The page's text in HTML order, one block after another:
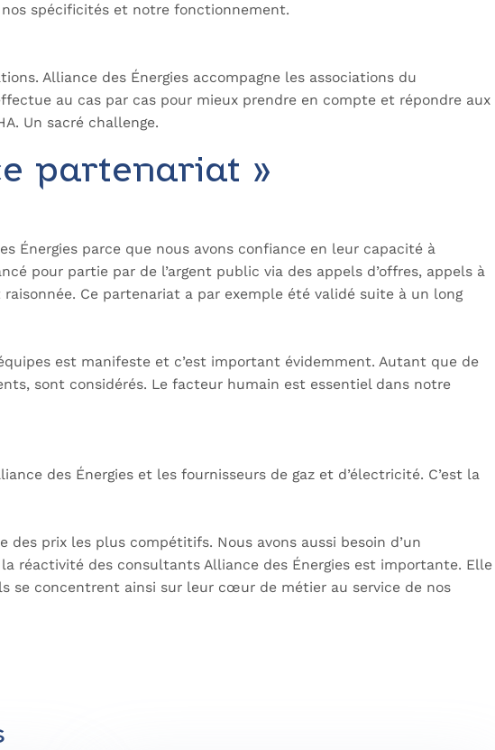
spécificités et notre fonctionnement.
Alliance des Énergies accompagne les associations du
au cas par cas pour mieux prendre en compte et répondre aux
Un sacré challenge.
partenariat »
Énergies parce que nous avons confiance en leur capacité à
pour partie par de l’argent public via des appels d’offres, appels à
Ce partenariat a par exemple été validé suite à un long
est manifeste et c’est important évidemment. Autant que de
sont considérés. Le facteur humain est essentiel dans notre
des Énergies et les fournisseurs de gaz et d’électricité. C’est la
prix les plus compétitifs. Nous avons aussi besoin d’un
réactivité des consultants Alliance des Énergies est importante. Elle
se concentrent ainsi sur leur cœur de métier au service de nos